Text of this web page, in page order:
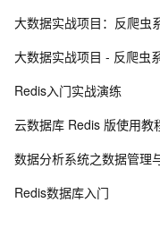
10告别切屏｜阿里云
Redis入门实战演练
云数据库 Redis 版使用教
数据分析系统之数据管理
Redis数据库入门